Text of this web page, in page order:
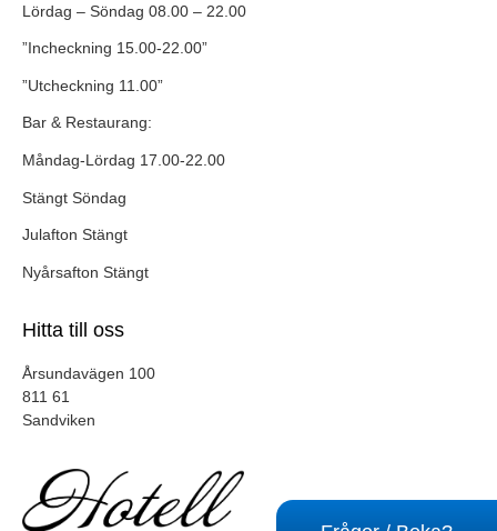
Lördag – Söndag 08.00 – 22.00
”Incheckning 15.00-22.00”
”Utcheckning 11.00”
Bar & Restaurang:
Måndag-Lördag 17.00-22.00
Stängt Söndag
Julafton Stängt
Nyårsafton Stängt
Hitta till oss
Årsundavägen 100
811 61
Sandviken